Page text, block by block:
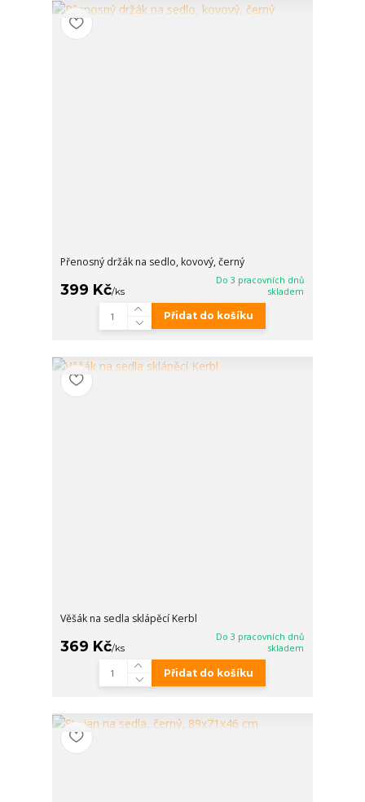
Přenosný držák na sedlo, kovový, černý
399 Kč/ks
Do 3 pracovních dnů
skladem
Přidat do košíku
Věšák na sedla sklápěcí Kerbl
369 Kč/ks
Do 3 pracovních dnů
skladem
Přidat do košíku